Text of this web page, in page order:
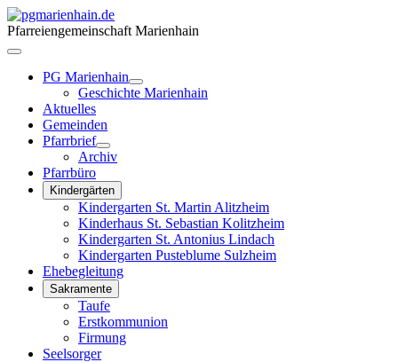
Pfarreiengemeinschaft Marienhain
PG Marienhain
Geschichte Marienhain
Aktuelles
Gemeinden
Pfarrbrief
Archiv
Pfarrbüro
Kindergärten
Kindergarten St. Martin Alitzheim
Kinderhaus St. Sebastian Kolitzheim
Kindergarten St. Antonius Lindach
Kindergarten Pusteblume Sulzheim
Ehebegleitung
Sakramente
Taufe
Erstkommunion
Firmung
Seelsorger